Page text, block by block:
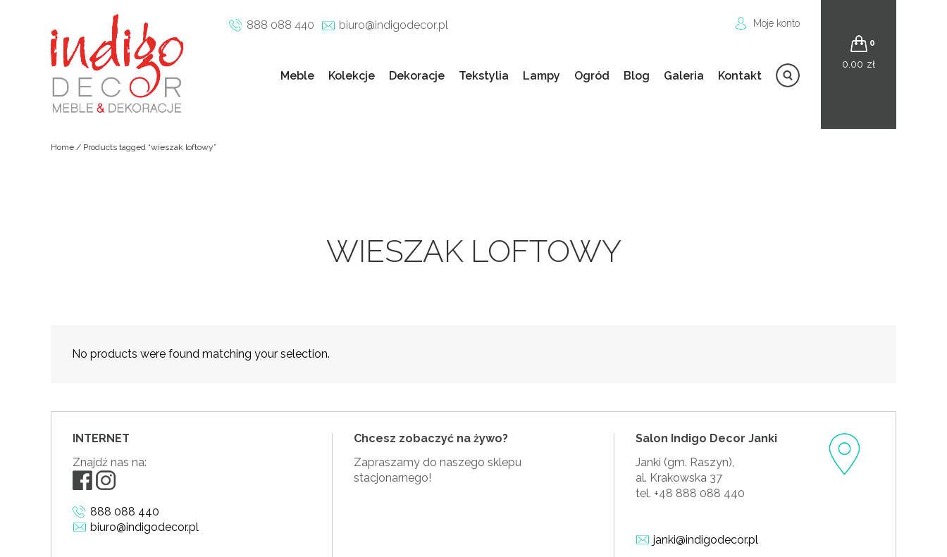
888 088 440 biuro@indigodecor.pl Moje konto
Meble Kolekcje Dekoracje Tekstylia Lampy Ogród Blog Galeria Kontakt
0
0.00 zł
Home / Products tagged “wieszak loftowy”
WIESZAK LOFTOWY
No products were found matching your selection.
INTERNET
Znajdź nas na:
888 088 440
biuro@indigodecor.pl
Chcesz zobaczyć na żywo?
Zapraszamy do naszego sklepu
stacjonarnego!
Salon Indigo Decor Janki
Janki (gm. Raszyn),
al. Krakowska 37
tel. +48 888 088 440
janki@indigodecor.pl